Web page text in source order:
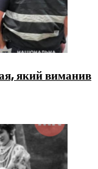
який виманив